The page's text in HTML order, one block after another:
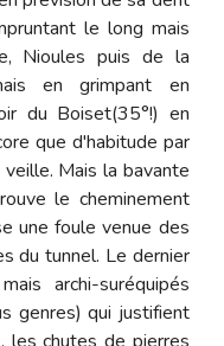
le long mais
Nioules puis de la
en grimpant en
du Boiset(35°!) en
que d'habitude par
Mais la bavante
le cheminement
une foule venue des
du tunnel. Le dernier
archi-suréquipés
genres) qui justifient